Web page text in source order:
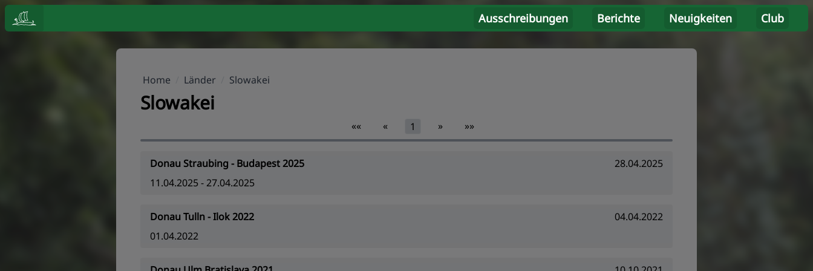
Ausschreibungen Berichte Neuigkeiten Club
Home Länder Slowakei
Slowakei
«« « 1 » »»
Donau Straubing - Budapest 2025
28.04.2025
11.04.2025 - 27.04.2025
Donau Tulln - Ilok 2022
04.04.2022
01.04.2022